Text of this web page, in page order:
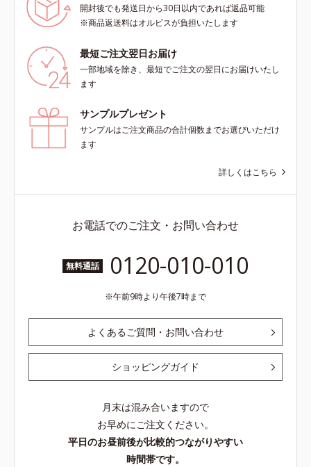
開封後でも発送日から30日以内であれば返品可能
※商品返送料はオルビスが負担いたします
最短ご注文翌日お届け
一部地域を除き、最短でご注文の翌日にお届けいたし
ます
サンプルプレゼント
サンプルはご注文商品の合計個数までお選びいただけ
ます
詳しくはこちら
お電話でのご注文・お問い合わせ
無料通話 0120-010-010
午前9時より午後7時まで
よくあるご質問・お問い合わせ
ショッピングガイド
月末は混み合いますので
お早めにご注文ください。
平日のお昼前後が比較的つながりやすい
時間帯です。